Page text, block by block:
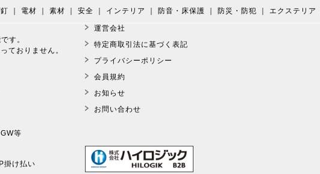
電材 素材 安全 インテリア 防音・床保護 防災・防犯 エクステリア
す。
ておりません。
等
掛け払い
運営会社
特定商取引法に基づく表記
プライバシーポリシー
会員規約
お知らせ
お問い合わせ